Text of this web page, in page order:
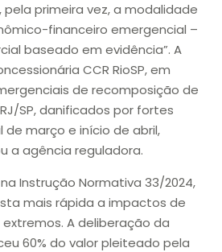
pela primeira vez, a modalidade
financeiro emergencial –
baseado em evidência”. A
CCR RioSP, em
de recomposição de
SP, danificados por fortes
de março e início de abril,
a agência reguladora.
Instrução Normativa 33/2024,
mais rápida a impactos de
A deliberação da
60% do valor pleiteado pela